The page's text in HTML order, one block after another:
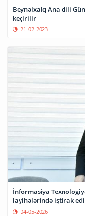
Beynəlxalq Ana dili
keçirilir
21-02-2023
İnformasiya
layihələrində iştirak
04-05-2026